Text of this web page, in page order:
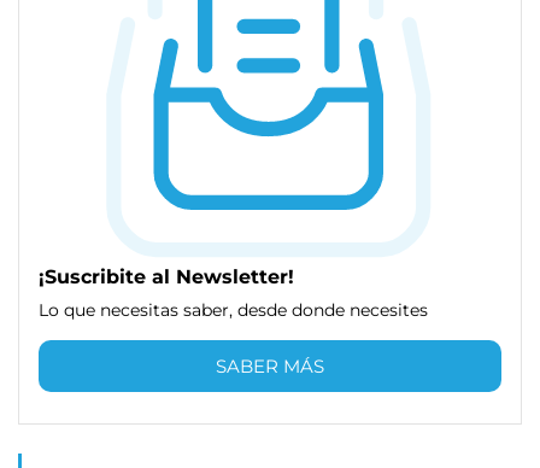
¡Suscribite al Newsletter!
Lo que necesitas saber, desde donde necesites
SABER MÁS